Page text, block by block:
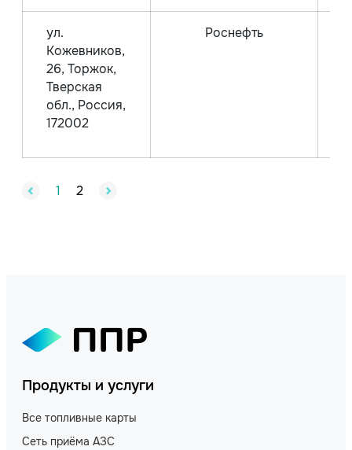
ул.
Кожевников,
26, Торжок,
Тверская
обл., Россия,
172002
Роснефть
1 2
Продукты и услуги
Все топливные карты
Сеть приёма АЗС